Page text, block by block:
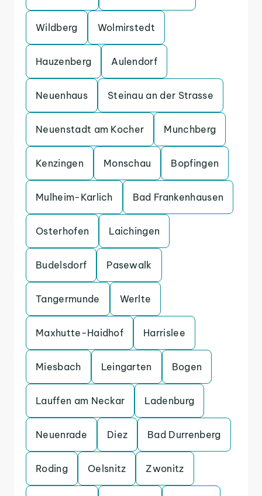
Wildberg Wolmirstedt
Hauzenberg Aulendorf
Neuenhaus Steinau an der Strasse
Neuenstadt am Kocher Munchberg
Kenzingen Monschau Bopfingen
Mulheim-Karlich Bad Frankenhausen
Osterhofen Laichingen
Budelsdorf Pasewalk
Tangermunde Werlte
Maxhutte-Haidhof Harrislee
Miesbach Leingarten Bogen
Lauffen am Neckar Ladenburg
Neuenrade Diez Bad Durrenberg
Roding Oelsnitz Zwonitz